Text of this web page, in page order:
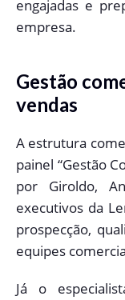
engajadas e
empresa.
Gestão
vendas
A estrutura
painel “Gestão
por Giroldo,
executivos da
prospecção,
equipes
Já o